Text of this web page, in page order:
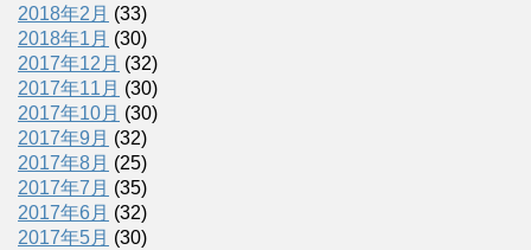
2018年2月 (33)
2018年1月 (30)
2017年12月 (32)
2017年11月 (30)
2017年10月 (30)
2017年9月 (32)
2017年8月 (25)
2017年7月 (35)
2017年6月 (32)
2017年5月 (30)